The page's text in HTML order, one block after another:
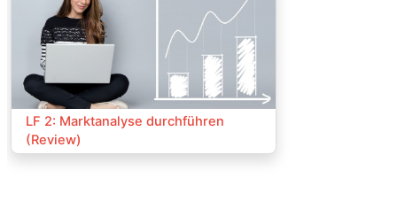
Kurs:
LF 2: Marktanalyse durchführen
(Review)